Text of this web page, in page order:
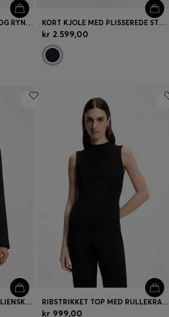
JUMPSUIT MED LIGE BEN OG RYNKEDETALJE MED NÅL KORT KJOLE MED PLISSEREDE STYKKER
kr 2.599,00
REGULAR FIT BLAZER I ITALIENSK NY ULD RIBSTRIKKET TOP MED RULLEKRAVE
kr 999,00